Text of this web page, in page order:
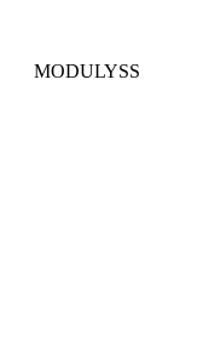
MODULYSS